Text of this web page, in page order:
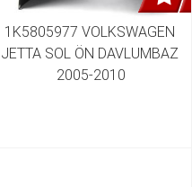
1K5805977 VOLKSWAGEN
JETTA SOL ÖN DAVLUMBAZ
2005-2010